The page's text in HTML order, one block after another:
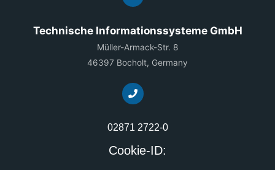
Technische Informationssysteme GmbH
Müller-Armack-Str. 8
46397 Bocholt, Germany
02871 2722-0
Cookie-ID: